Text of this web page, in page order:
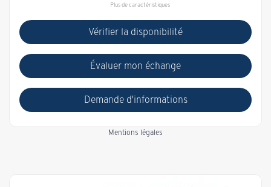
Plus de caractéristiques
Vérifier la disponibilité
Évaluer mon échange
Demande d'informations
Mentions légales